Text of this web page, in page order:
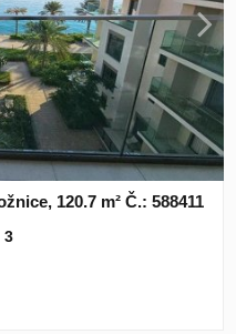
120.7 m² Č.: 588411
3